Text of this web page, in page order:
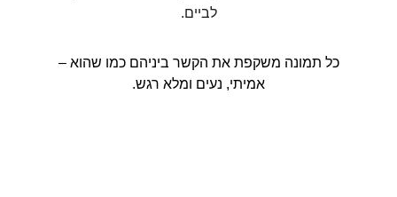
לביים.
כל תמונה משקפת את הקשר ביניהם כמו שהוא –
אמיתי, נעים ומלא רגש.